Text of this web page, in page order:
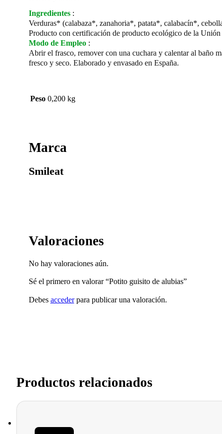
Ingredientes :
Verduras* (calabaza*, zanahoria*, patata*, calabacín*,
Producto con certificación de producto ecológico de la Unión
Modo de Empleo :
Abrir el frasco, remover con una cuchara y calentar al baño
fresco y seco. Elaborado y envasado en España.
Peso 0,200 kg
Marca
Smileat
Valoraciones
No hay valoraciones aún.
Sé el primero en valorar “Potito guisito de alubias”
Debes accederpara publicar una valoración.
Productos relacionados